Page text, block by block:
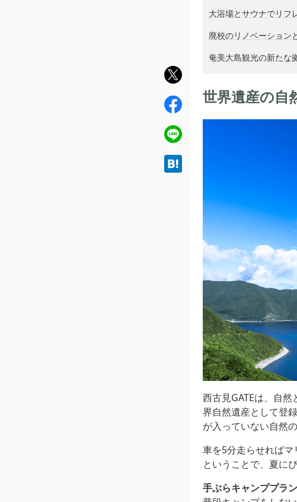
大浴場とサウナでリフ
廃校のリノベーション
奄美大島観光の新たな
世界遺産の自
西古見GATEは、自
界自然遺産として登
が入っていない自然
車を5分走らせれば
ということで、夏に
手ぶらキャンププラ
twit
ter
fac
ebo
ok
line
hat
ena